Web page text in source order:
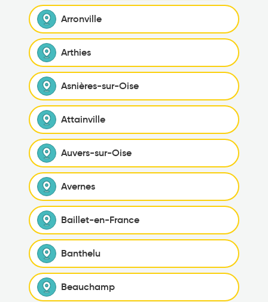
Arronville
Arthies
Asnières-sur-Oise
Attainville
Auvers-sur-Oise
Avernes
Baillet-en-France
Banthelu
Beauchamp